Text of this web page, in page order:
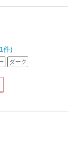
件)
ダーク